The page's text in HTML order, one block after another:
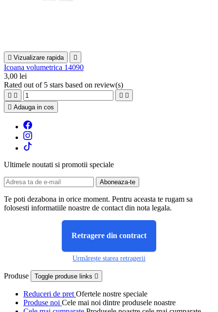
 Vizualizare rapida 
Icoana volumetrica 14090
3,00 lei
Rated out of 5 stars based on review(s)
   
 Adauga in cos
Ultimele noutati si promotii speciale
Te poti dezabona in orice moment. Pentru aceasta te rugam sa
folosesti informatiile noastre de contact din nota legala.
Retragere din contract
Urmărește starea retragerii
Produse Toggle produse links 
Reduceri de pret Ofertele nostre speciale
Produse noi Cele mai noi dintre produsele noastre